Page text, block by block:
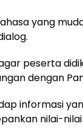
yang
peserta
dengan
informasi
nilai-